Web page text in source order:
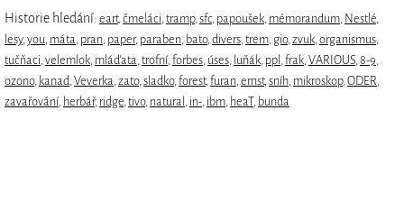
Historie hledání: eart,čmeláci,tramp,sfc, papoušek, mémorandum, Nestlé,
lesy,you, máta, pran, paper, paraben, bato,divers,trem, gio,zvuk,organismus,
tučňaci,velemlok, mláďata,trofní,forbes, úses, luňák, ppl ,frak,VARIOUS,8-9,
ozono, kanad,Veverka,zato,sladko,forest,furan,ernst,sníh, mikroskop,ODER,
zavařování, herbář, ridge,tivo, natural , in-, ibm, heaT, bunda